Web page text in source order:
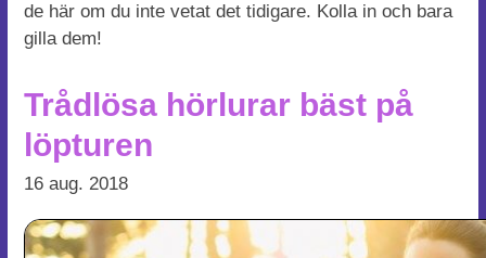
de här om du inte vetat det tidigare. Kolla in och bara
gilla dem!
Trådlösa hörlurar bäst på
löpturen
16 aug. 2018